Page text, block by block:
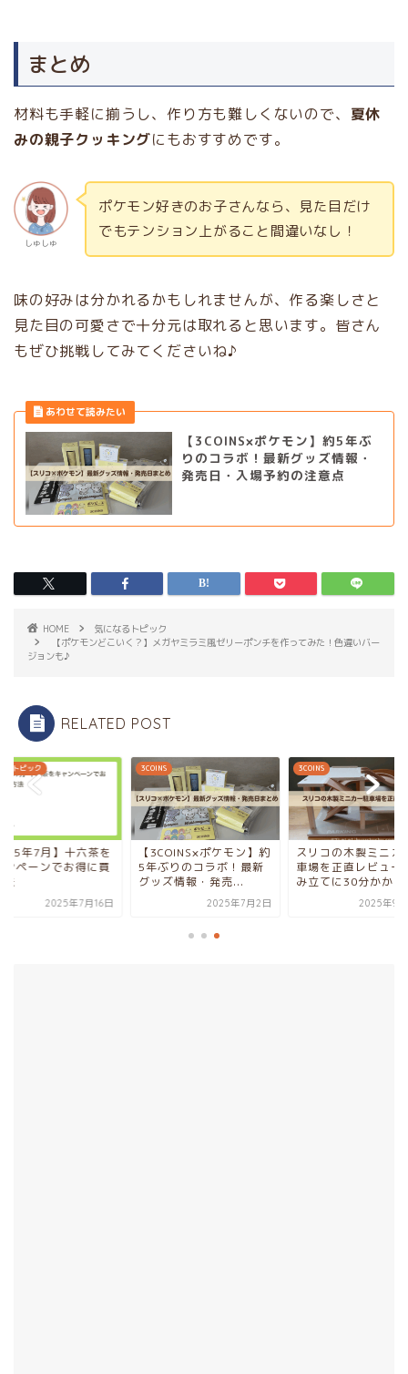
まとめ
材料も手軽に揃うし、作り方も難しくないので、 夏休
みの親子クッキングにもおすすめです。
しゅしゅ
ポケモン好きのお子さんなら、見た目だけ
でもテンション上がること間違いなし！
味の好みは分かれるかもしれませんが、作る楽しさと
見た目の可愛さで十分元は取れると思います。皆さん
もぜひ挑戦してみてくださいね♪
【3COINS×ポケモン】約5年ぶ
りのコラボ！最新グッズ情報・
発売日・入場予約の注意点
HOME
気になるトピック
【ポケモンどこいく？】メガヤミラミ風ゼリーポンチを作ってみた！色違いバー
ジョンも♪
RELATED POST
るトピック
年7月】十六茶を
ンペーンでお得に買
法
2025年7月16日
3COINS
【3COINS×ポケモン】約
5年ぶりのコラボ！最新
グッズ情報・発売...
2025年7月2日
3COINS
スリコの木製ミニカ
車場を正直レビュー
み立てに30分かか
2025年9